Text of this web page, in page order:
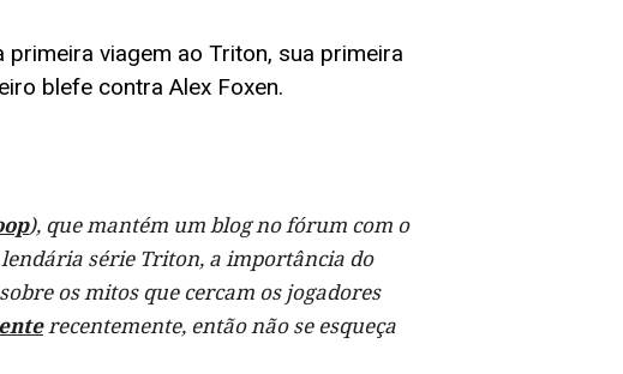
viagem ao Triton, sua primeira
blefe contra Alex Foxen.
), que mantém um blog no fórum com o
série Triton, a importância do
os mitos que cercam os jogadores
recentemente, então não se esqueça